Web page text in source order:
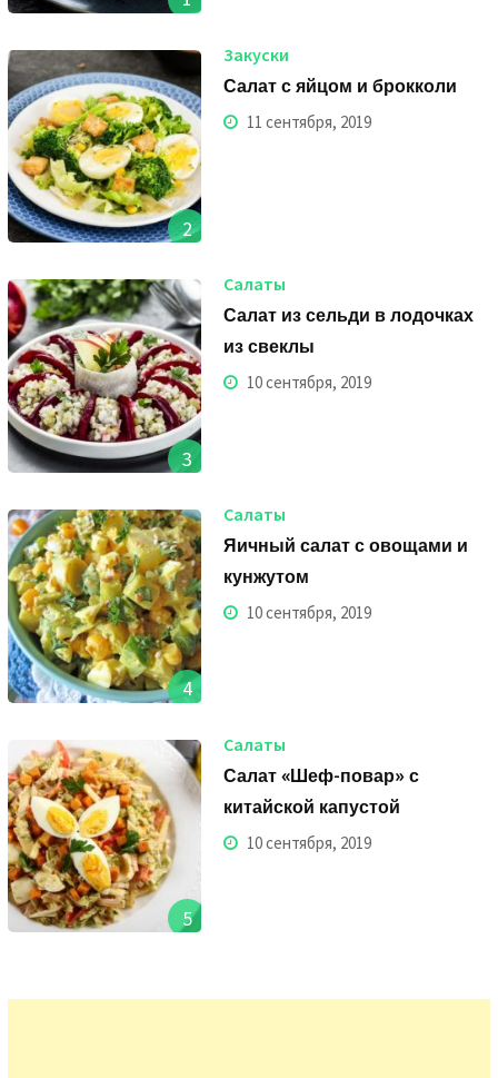
2
Закуски
Салат с яйцом и брокколи
11 сентября, 2019
3
Салаты
Салат из сельди в лодочках
из свеклы
10 сентября, 2019
4
Салаты
Яичный салат с овощами и
кунжутом
10 сентября, 2019
5
Салаты
Салат «Шеф-повар» с
китайской капустой
10 сентября, 2019